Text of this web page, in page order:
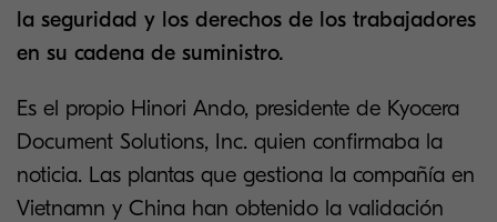
la seguridad y los derechos de los trabajadores
en su cadena de suministro.
Es el propio Hinori Ando, presidente de Kyocera
Document Solutions, Inc. quien confirmaba la
noticia. Las plantas que gestiona la compañía en
Vietnamn y China han obtenido la validación